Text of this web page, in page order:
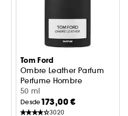
Tom Ford
Ombre Leather Parfum
Perfume Hombre
50 ml
Desde173,00 €
3020